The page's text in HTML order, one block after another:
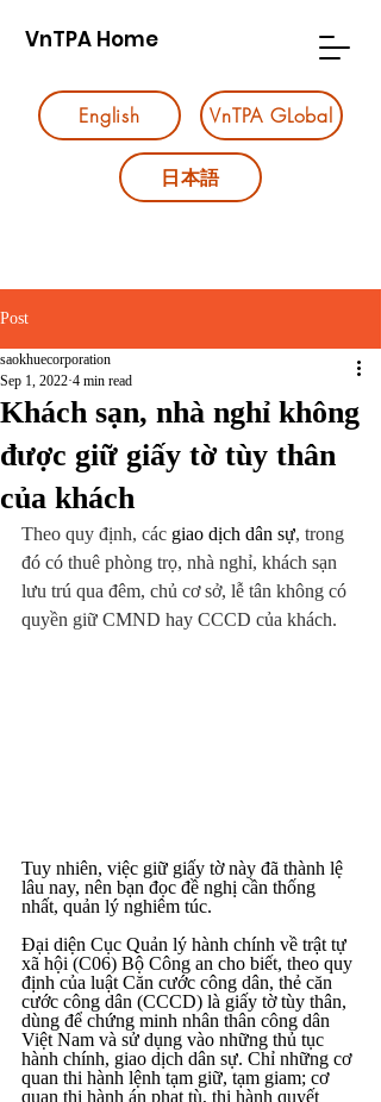
VnTPA Home
English VnTPA GLobal
日本語
Post
Khách sạn, nhà nghỉ không
được giữ giấy tờ tùy thân
của khách
saokhuecorporation
Sep 1, 2022 4 min read
Theo quy định, các giao dịch dân sự, trong
đó có thuê phòng trọ, nhà nghỉ, khách sạn
lưu trú qua đêm, chủ cơ sở, lễ tân không có
quyền giữ CMND hay CCCD của khách.
Tuy nhiên, việc giữ giấy tờ này đã thành lệ
lâu nay, nên bạn đọc đề nghị cần thống
nhất, quản lý nghiêm túc.
Đại diện Cục Quản lý hành chính về trật tự
xã hội (C06) Bộ Công an cho biết, theo quy
định của luật Căn cước công dân, thẻ căn
cước công dân (CCCD) là giấy tờ tùy thân,
dùng để chứng minh nhân thân công dân
Việt Nam và sử dụng vào những thủ tục
hành chính, giao dịch dân sự. Chỉ những cơ
quan thi hành lệnh tạm giữ, tạm giam; cơ
quan thi hành án phạt tù, thi hành quyết